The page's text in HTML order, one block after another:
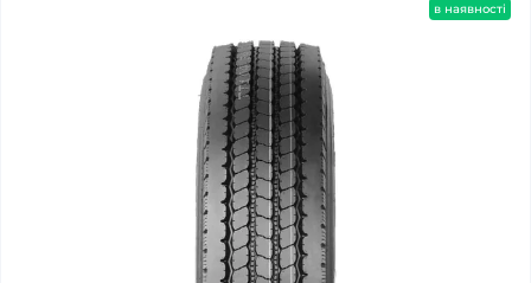
в наявності